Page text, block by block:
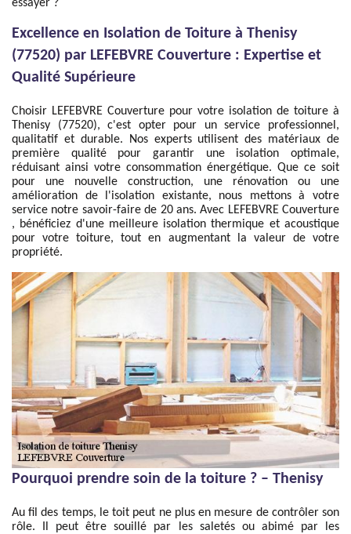
essayer ?
Excellence en Isolation de Toiture à Thenisy
(77520) par LEFEBVRE Couverture : Expertise et
Qualité Supérieure
Choisir LEFEBVRE Couverture pour votre isolation de toiture à
Thenisy (77520), c'est opter pour un service professionnel,
qualitatif et durable. Nos experts utilisent des matériaux de
première qualité pour garantir une isolation optimale,
réduisant ainsi votre consommation énergétique. Que ce soit
pour une nouvelle construction, une rénovation ou une
amélioration de l'isolation existante, nous mettons à votre
service notre savoir-faire de 20 ans. Avec LEFEBVRE Couverture
, bénéficiez d'une meilleure isolation thermique et acoustique
pour votre toiture, tout en augmentant la valeur de votre
propriété.
Pourquoi prendre soin de la toiture ? – Thenisy
Au fil des temps, le toit peut ne plus en mesure de contrôler son
rôle. Il peut être souillé par les saletés ou abimé par les